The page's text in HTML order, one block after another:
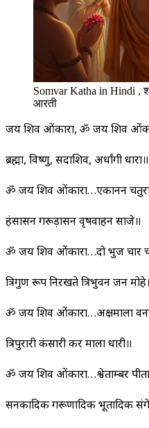
Somvar Katha in Hindi ,
आरती
जय शिव ओंकारा, ॐ जय शिव
ब्रह्मा, विष्णु, सदाशिव, अर्धांगी धारा॥
ॐ जय शिव ओंकारा…एकानन
हंसासन गरूड़ासन वृषवाहन साजे॥
ॐ जय शिव ओंकारा…दो भुज चार
त्रिगुण रूप निरखते त्रिभुवन जन
ॐ जय शिव ओंकारा…अक्षमाला
त्रिपुरारी कंसारी कर माला धारी॥
ॐ जय शिव ओंकारा…श्वेताम्बर
सनकादिक गरूणादिक भूतादिक